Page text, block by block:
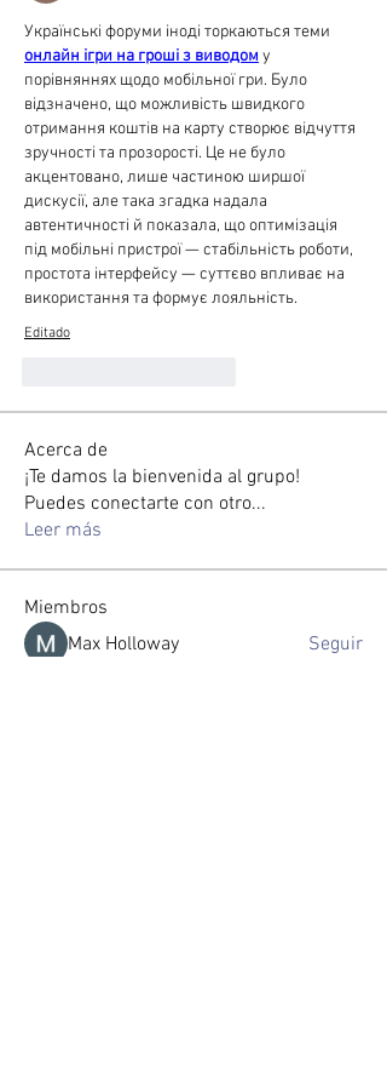
онлайн ігри на гроші з виводом у
порівняннях щодо мобільної гри. Було
відзначено, що можливість швидкого
отримання коштів на карту створює відчуття
зручності та прозорості. Це не було
акцентовано, лише частиною ширшої
дискусії, але така згадка надала
автентичності й показала, що оптимізація
під мобільні пристрої — стабільність роботи,
простота інтерфейсу — суттєво впливає на
використання та формує лояльність.
Editado
Acerca de
¡Te damos la bienvenida al grupo!
Puedes conectarte con otro...
Leer más
Miembros
Max Holloway
Seguir